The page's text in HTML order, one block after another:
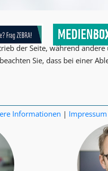
der Seite, während
Sie, dass bei einer
Informationen | Impressum